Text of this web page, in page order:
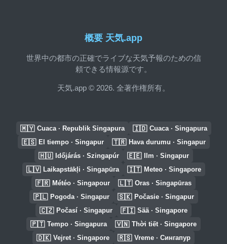
概要 天気.app
世界中の都市の正確でライブな天気予報のための信
頼できる情報源です。
天気.app © 2026. 全著作権所有。
🇲🇾 Cuaca · Republik Singapura 🇮🇩 Cuaca · Singapura
🇪🇸 El tiempo · Singapur 🇹🇷 Hava durumu · Singapur
🇭🇺 Időjárás · Szingapúr 🇪🇪 Ilm · Singapur
🇱🇻 Laikapstākļi · Singapūra 🇮🇹 Meteo · Singapore
🇫🇷 Météo · Singapour 🇱🇹 Oras · Singapūras
🇵🇱 Pogoda · Singapur 🇸🇰 Počasie · Singapur
🇨🇿 Počasí · Singapur 🇫🇮 Sää · Singapore
🇵🇹 Tempo · Singapura 🇻🇳 Thời tiết · Singapore
🇩🇰 Vejret · Singapore 🇷🇸 Vreme · Сингапур